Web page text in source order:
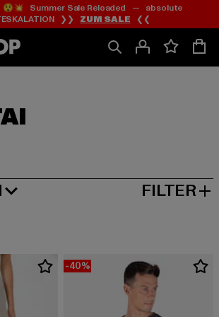
Zum
Inhalt
springen
Zum
Fußzeile
springen
Summer Sale Reloaded — absolute
❯❯ ZUM SALE ❮❮
Zum
Produktraster
springen
FILTER
-40%